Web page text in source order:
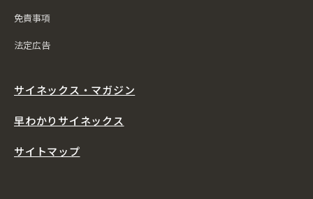
免責事項
法定広告
サイネックス・マガジン
早わかりサイネックス
サイトマップ